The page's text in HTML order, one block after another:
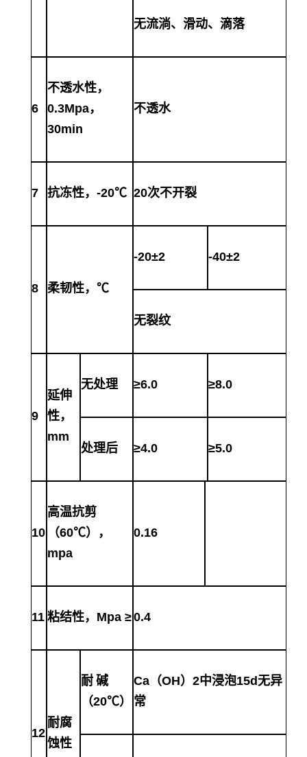
无流淌、滑动、滴落
6
不透水性，
0.3Mpa，
30min
不透水
7 抗冻性，-20℃ 20次不开裂
8 柔韧性， ℃
-20±2 -40±2
无裂纹
9
延伸
性，
mm
无处理 ≥6.0 ≥8.0
处理后 ≥4.0 ≥5.0
10
高温抗剪
（60℃），
mpa
0.16
11 粘结性， Mpa ≥0.4
12
耐腐
蚀性
耐 碱
（20℃）
Ca（OH）2中浸泡15d无异
常